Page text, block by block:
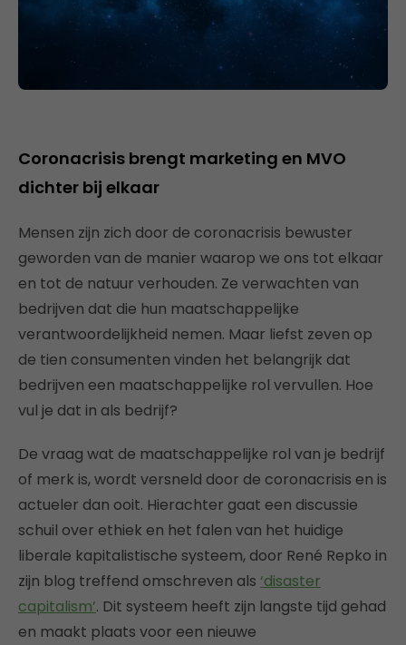
Coronacrisis brengt marketing en MVO
dichter bij elkaar
Mensen zijn zich door de coronacrisis bewuster
geworden van de manier waarop we ons tot elkaar
en tot de natuur verhouden. Ze verwachten van
bedrijven dat die hun maatschappelijke
verantwoordelijkheid nemen. Maar liefst zeven op
de tien consumenten vinden het belangrijk dat
bedrijven een maatschappelijke rol vervullen. Hoe
vul je dat in als bedrijf?
De vraag wat de maatschappelijke rol van je bedrijf
of merk is, wordt versneld door de coronacrisis en is
actueler dan ooit. Hierachter gaat een discussie
schuil over ethiek en het falen van het huidige
liberale kapitalistische systeem, door René Repko in
zijn blog treffend omschreven als ‘disaster
capitalism’. Dit systeem heeft zijn langste tijd gehad
en maakt plaats voor een nieuwe